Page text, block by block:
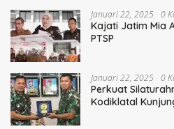
Januari 22, 2025 0
Kajati Jatim Mia
PTSP
Januari 22, 2025 0
Perkuat
Kodiklatal